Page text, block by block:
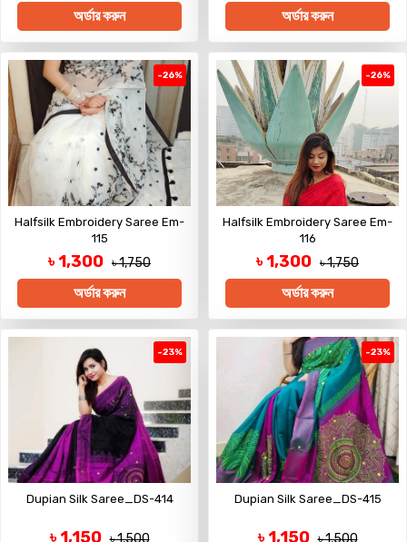
অর্ডার করুন অর্ডার করুন
-26%
Halfsilk Embroidery Saree Em-
115
৳ 1,300 ৳ 1,750
অর্ডার করুন
-26%
Halfsilk Embroidery Saree Em-
116
৳ 1,300 ৳ 1,750
অর্ডার করুন
-23%
Dupian Silk Saree_DS-414
৳ 1,150 ৳ 1,500
-23%
Dupian Silk Saree_DS-415
৳ 1,150 ৳ 1,500